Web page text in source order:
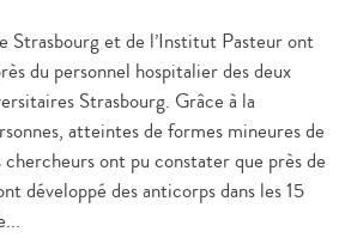
Strasbourg et de l’Institut Pasteur ont
du personnel hospitalier des deux
Strasbourg. Grâce à la
atteintes de formes mineures de
ont pu constater que près de
développé des anticorps dans les 15